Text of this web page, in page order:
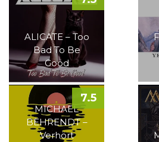
ALICATE – Too
Bad To Be
Good
MICHAEL
BEHRENDT –
Verhört
7.5